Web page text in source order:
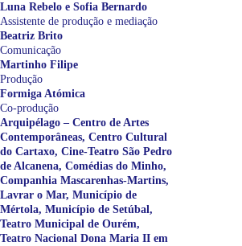
Luna Rebelo e Sofia Bernardo
Assistente de produção e mediação
Beatriz Brito
Comunicação
Martinho Filipe
Produção
Formiga Atómica
Co-produção
Arquipélago – Centro de Artes
Contemporâneas, Centro Cultural
do Cartaxo, Cine-Teatro São Pedro
de Alcanena, Comédias do Minho,
Companhia Mascarenhas-Martins,
Lavrar o Mar, Município de
Mértola, Município de Setúbal,
Teatro Municipal de Ourém,
Teatro Nacional Dona Maria II em